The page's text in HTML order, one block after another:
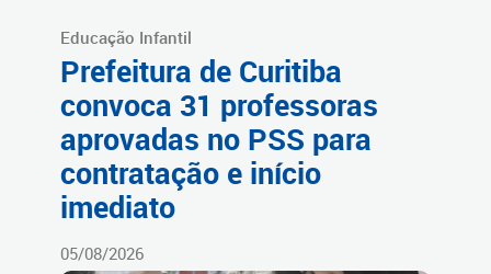
Educação Infantil
Prefeitura de Curitiba
convoca 31 professoras
aprovadas no PSS para
contratação e início
imediato
05/08/2026